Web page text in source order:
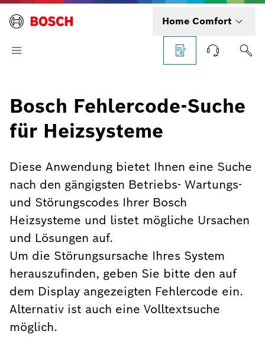
Home Comfort
Bosch Fehlercode-Suche
für Heizsysteme
Diese Anwendung bietet Ihnen eine Suche
nach den gängigsten Betriebs- Wartungs-
und Störungscodes Ihrer Bosch
Heizsysteme und listet mögliche Ursachen
und Lösungen auf.
Um die Störungsursache Ihres System
herauszufinden, geben Sie bitte den auf
dem Display angezeigten Fehlercode ein.
Alternativ ist auch eine Volltextsuche
möglich.